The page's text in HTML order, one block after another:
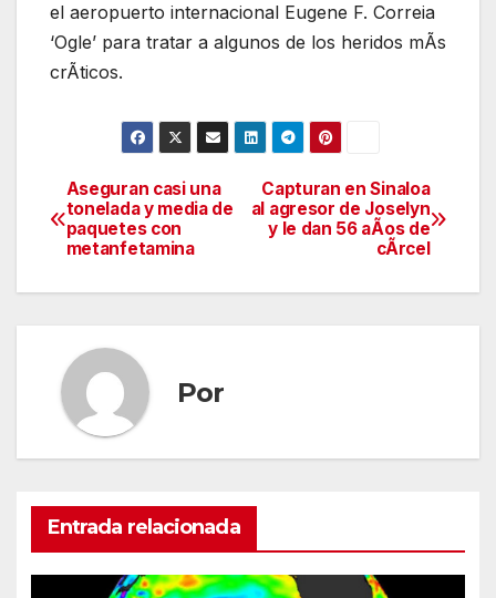
el aeropuerto internacional Eugene F. Correia
‘Ogle’ para tratar a algunos de los heridos mÃs
crÃticos.
Navegación
de
entradas
Capturan en Sinaloa
al agresor de Joselyn
y le dan 56 aÃos de
cÃrcel
Aseguran casi una
tonelada y media de
paquetes con
metanfetamina
Por
Entrada relacionada